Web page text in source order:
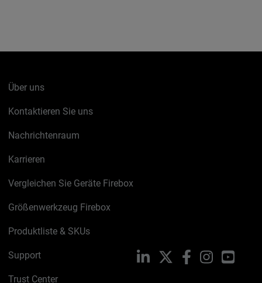
Über uns
Kontaktieren Sie uns
Nachrichtenraum
Karrieren
Vergleichen Sie Geräte Firebox
Größenwerkzeug Firebox
Produktliste & SKUs
Support
Trust Center
LinkedIn FacebookInstagram